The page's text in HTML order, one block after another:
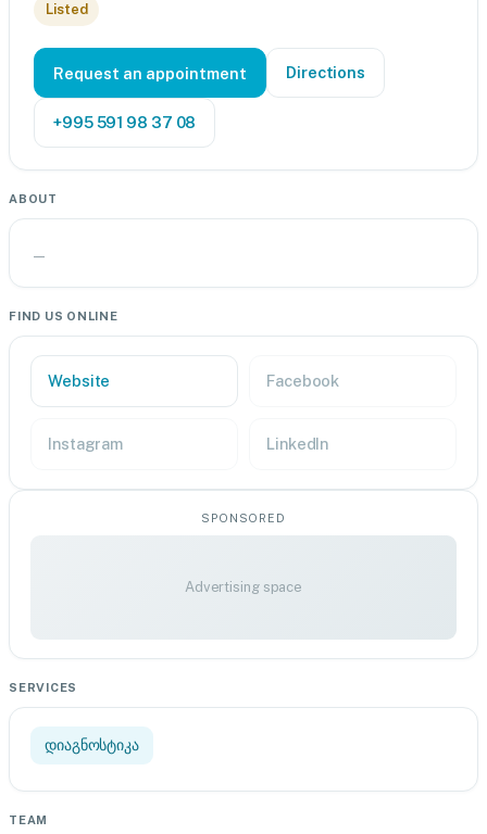
Listed
Request an appointment Directions
+995 591 98 37 08
ABOUT
—
FIND US ONLINE
Website Facebook
Instagram LinkedIn
SPONSORED
Advertising space
SERVICES
დიაგნოსტიკა
TEAM